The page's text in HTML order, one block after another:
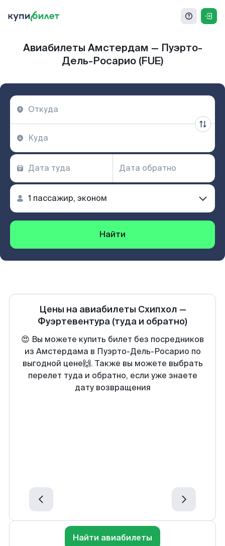
Авиабилеты Амстердам — Пуэрто-
Дель-Росарио (FUE)
Найти
Цены на авиабилеты Схипхол —
Фуэртевентура (туда и обратно)
😍 Вы можете купить билет без посредников
из Амстердама в Пуэрто-Дель-Росарио по
выгодной цене🙌. Также вы можете выбрать
перелет туда и обратно, если уже знаете
дату возвращения
Найти авиабилеты